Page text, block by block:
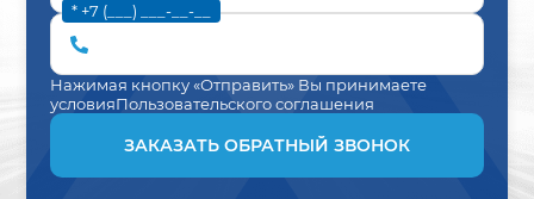
* +7 (___) ___-__-__
Нажимая кнопку «Отправить» Вы принимаете
условияПользовательского соглашения
ЗАКАЗАТЬ ОБРАТНЫЙ ЗВОНОК